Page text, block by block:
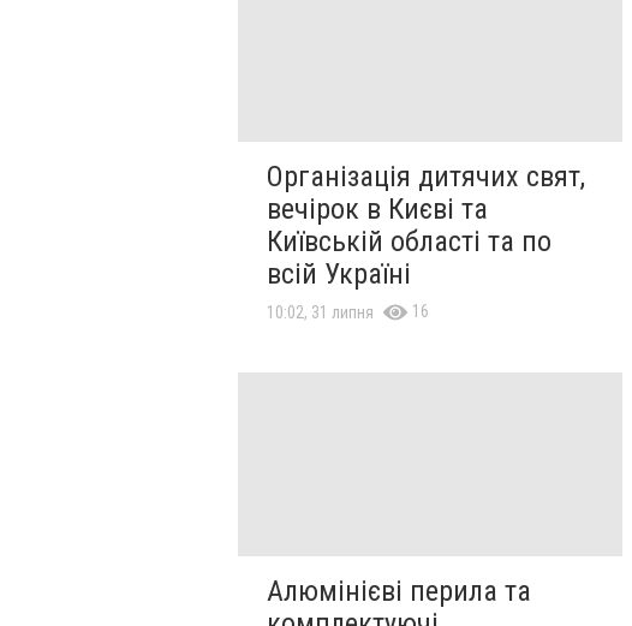
Організація дитячих свят,
вечірок в Києві та
Київській області та по
всій Україні
10:02, 31 липня 16
Алюмінієві перила та